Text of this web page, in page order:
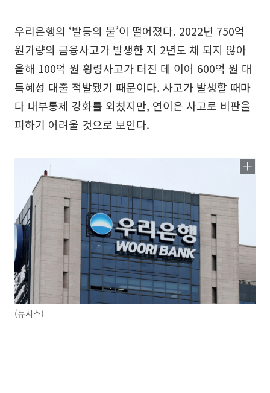
우리은행의 ‘발등의 불’이 떨어졌다. 2022년 750억
원가량의 금융사고가 발생한 지 2년도 채 되지 않아
올해 100억 원 횡령사고가 터진 데 이어 600억 원 대
특혜성 대출 적발됐기 때문이다. 사고가 발생할 때마
다 내부통제 강화를 외쳤지만, 연이은 사고로 비판을
피하기 어려울 것으로 보인다.
(뉴시스)